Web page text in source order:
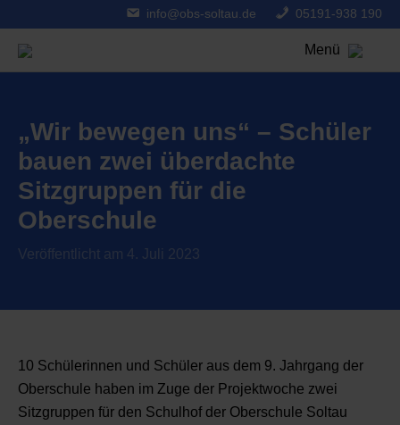
info@obs-soltau.de 05191-938 190
Menü
„Wir bewegen uns“ – Schüler
bauen zwei überdachte
Sitzgruppen für die
Oberschule
Veröffentlicht am 4. Juli 2023
10 Schülerinnen und Schüler aus dem 9. Jahrgang der
Oberschule haben im Zuge der Projektwoche zwei
Sitzgruppen für den Schulhof der Oberschule Soltau